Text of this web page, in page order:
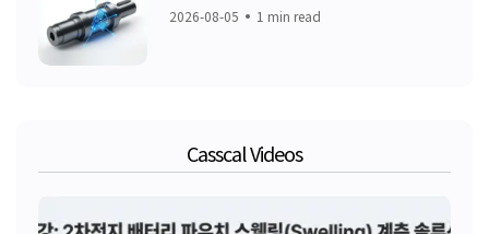
2026-08-05 1 min read
Casscal Videos